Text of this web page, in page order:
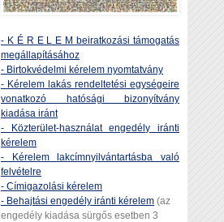
- K É R E L E M beiratkozási támogatás
megállapításához
- Birtokvédelmi kérelem nyomtatvány
- Kérelem lakás rendeltetési egységeire
vonatkozó hatósági bizonyítvány
kiadása iránt
- Közterület-használat engedély iránti
kérelem
- Kérelem lakcímnyilvántartásba való
felvételre
- Címigazolási kérelem
- Behajtási engedély iránti kérelem (az
engedély kiadása sürgős esetben 3